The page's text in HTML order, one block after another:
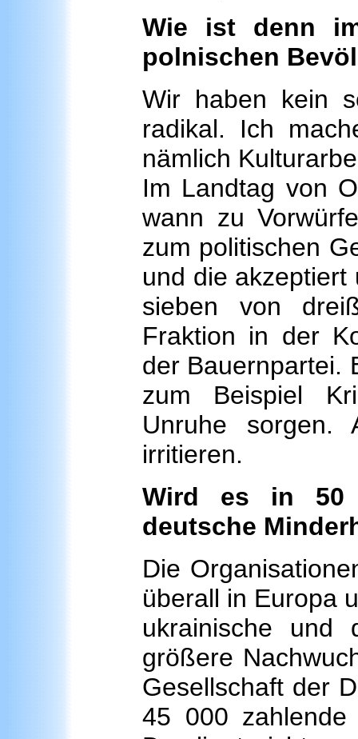
Wie ist denn
polnischen
Wir haben kein
radikal. Ich
nämlich
Im Landtag von
wann zu
zum politischen
und die
sieben von
Fraktion in der
der Bauernpartei.
zum Beispiel
Unruhe
irritieren.
Wird es in 50
deutsche
Die
überall in Europa
ukrainische und
größere
Gesellschaft der
45 000 zahlende